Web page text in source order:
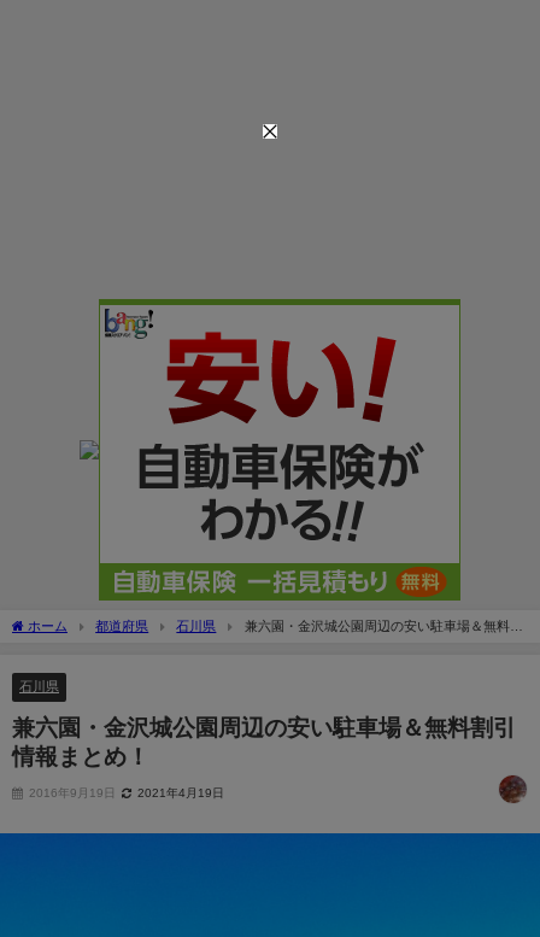
ホーム 都道府県 石川県
兼六園・金沢城公園周辺の安い駐車場＆無料割
石川県
兼六園・金沢城公園周辺の安い駐車場＆無料割引
情報まとめ！
2016年9月19日 2021年4月19日